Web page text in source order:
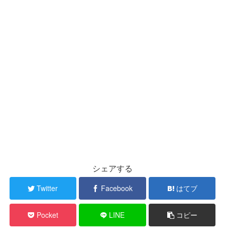
シェアする
Twitter Facebook はてブ
Pocket LINE コピー